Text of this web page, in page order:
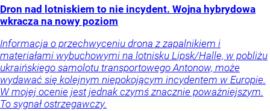
Dron nad lotniskiem to nie incydent. Wojna hybrydowa
wkracza na nowy poziom
Informacja o przechwyceniu drona z zapalnikiem i
materiałami wybuchowymi na lotnisku Lipsk/Halle, w pobliżu
ukraińskiego samolotu transportowego Antonow, może
wydawać się kolejnym niepokojącym incydentem w Europie.
W mojej ocenie jest jednak czymś znacznie poważniejszym.
To sygnał ostrzegawczy.